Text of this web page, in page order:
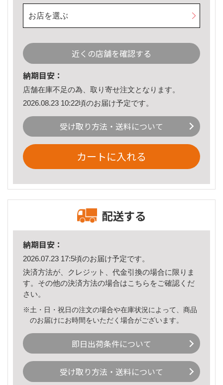
お店を選ぶ
近くの店舗を確認する
納期目安：
店舗在庫不足の為、取り寄せ注文となります。
2026.08.23 10:22頃のお届け予定です。
受け取り方法・送料について
カートに入れる
配送する
納期目安：
2026.07.23 17:5頃のお届け予定です。
決済方法が、クレジット、代金引換の場合に限りま
す。その他の決済方法の場合はこちら をご確認くだ
さい。
※土・日・祝日の注文の場合や在庫状況によって、商品
のお届けにお時間をいただく場合がございます。
即日出荷条件について
受け取り方法・送料について